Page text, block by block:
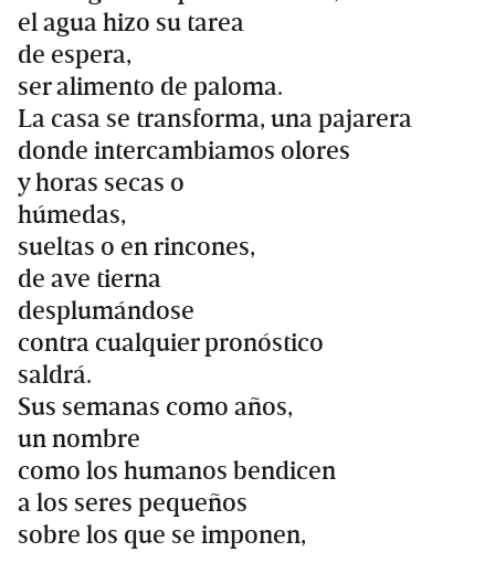
el agua hizo su tarea
de espera,
ser alimento de paloma.
La casa se transforma, una pajarera
donde intercambiamos olores
y horas secas o
húmedas,
sueltas o en rincones,
de ave tierna
desplumándose
contra cualquier pronóstico
saldrá.
Sus semanas como años,
un nombre
como los humanos bendicen
a los seres pequeños
sobre los que se imponen,